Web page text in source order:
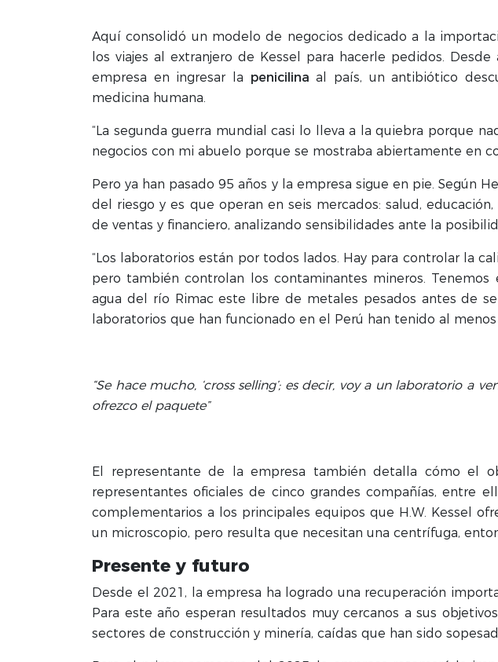
Aquí consolidó un modelo de negocios dedicado a la
los viajes al extranjero de Kessel para hacerle pedidos.
empresa en ingresar la penicilina al país, un antibiótico
medicina humana.
“La segunda guerra mundial casi lo lleva a la quiebra porque
negocios con mi abuelo porque se mostraba abiertamente en
Pero ya han pasado 95 años y la empresa sigue en pie. Según
del riesgo y es que operan en seis mercados: salud,
de ventas y financiero, analizando sensibilidades ante la
“Los laboratorios están por todos lados. Hay para controlar la
pero también controlan los contaminantes mineros.
agua del río Rimac este libre de metales pesados antes de
laboratorios que han funcionado en el Perú han tenido al
“Se hace mucho, ‘cross selling’; es decir, voy a un laboratorio a
ofrezco el paquete”
El representante de la empresa también detalla cómo el
representantes oficiales de cinco grandes compañías, entre
complementarios a los principales equipos que H.W. Kessel
un microscopio, pero resulta que necesitan una centrífuga,
Presente y futuro
Desde el 2021, la empresa ha logrado una recuperación
Para este año esperan resultados muy cercanos a sus
sectores de construcción y minería, caídas que han sido